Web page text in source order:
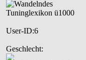
User-ID:6
Geschlecht: